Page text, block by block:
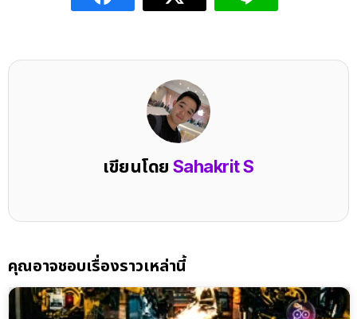
เขียนโดยSahakrit S
คุณอาจชอบเรื่องราวเหล่านี้